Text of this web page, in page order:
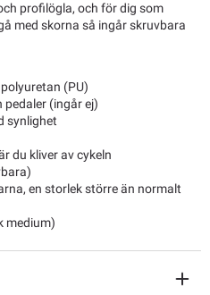
profilögla, och för dig som
med skorna så ingår skruvbara
(PU)
pedaler (ingår ej)
synlighet
du kliver av cykeln
en storlek större än normalt
medium)